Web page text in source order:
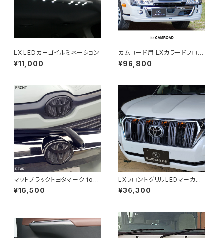
LX LEDカーゴイルミネーション
¥11,000
カムロード用 LXカラードフロン
トスポイラー ※塗装済み品
¥96,800
マットブラックトヨタマーク for
SIENTA (10系)
¥16,500
LXフロントグリルLEDマーカー
for LAND CRUISER PRADO
(150系後期)
¥36,300